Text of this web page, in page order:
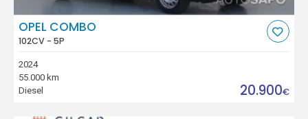
OPEL COMBO
102CV - 5P
2024
55.000 km
Diesel
20.900€